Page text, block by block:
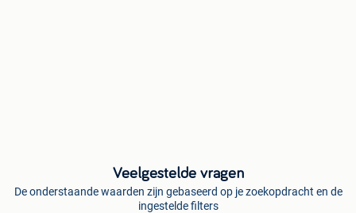
Veelgestelde vragen
De onderstaande waarden zijn gebaseerd op je zoekopdracht en de
ingestelde filters